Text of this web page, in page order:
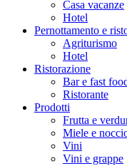
Casa vacanze
Hotel
Pernottamento e
Agriturismo
Hotel
Ristorazione
Bar e fast
Ristorante
Prodotti
Frutta e
Miele e
Vini
Vini e grappe